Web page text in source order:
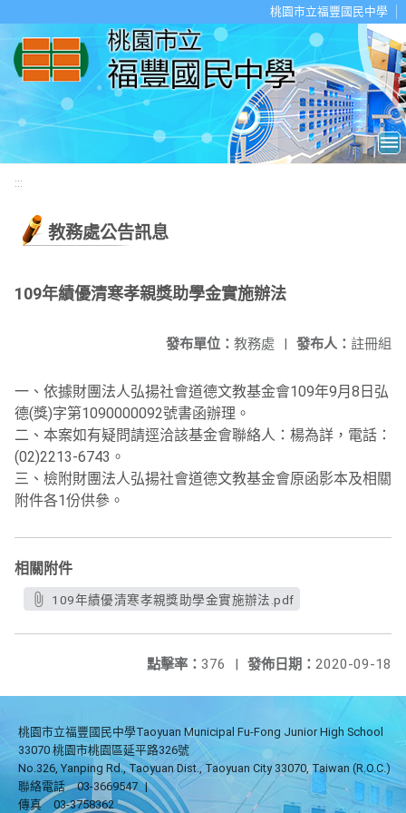
桃園市立福豐國民中學
:::
教務處公告訊息
109年績優清寒孝親獎助學金實施辦法
發布人： 註冊組
發布單位： 教務處 |
一、依據財團法人弘揚社會道德文教基金會109年9月8日弘
德(獎)字第1090000092號書函辦理。
二、本案如有疑問請逕洽該基金會聯絡人：楊為詳，電話：
(02)2213-6743。
三、檢附財團法人弘揚社會道德文教基金會原函影本及相關
附件各1份供參。
相關附件
109年績優清寒孝親獎助學金實施辦法.pdf
發佈日期： 2020-09-18
點擊率： 376 |
桃園市立福豐國民中學Taoyuan Municipal Fu-Fong Junior High School
33070 桃園市桃園區延平路326號
No.326, Yanping Rd., Taoyuan Dist., Taoyuan City 33070, Taiwan (R.O.C.)
聯絡電話
03-3669547 |
傳真
03-3758362